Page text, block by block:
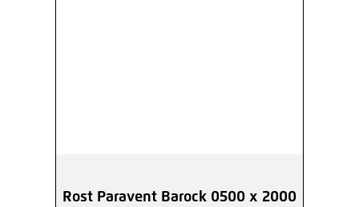
Rost Paravent Barock 0500 x 2000